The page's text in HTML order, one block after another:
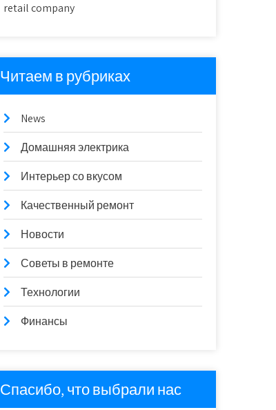
retail company
Читаем в рубриках
News
Домашняя электрика
Интерьер со вкусом
Качественный ремонт
Новости
Советы в ремонте
Технологии
Финансы
Спасибо, что выбрали нас